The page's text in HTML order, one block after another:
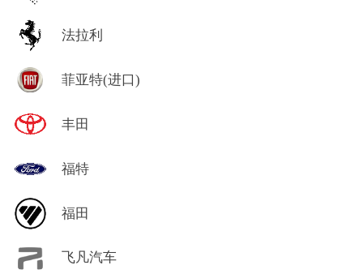
法拉利
菲亚特(进口)
丰田
福特
福田
飞凡汽车